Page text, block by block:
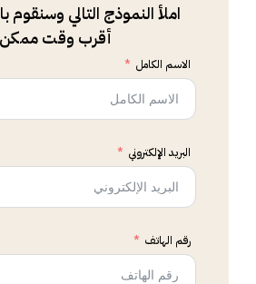
املأ النموذج التالي وسنقوم
أقرب وقت
الاسم الكامل
البريد الإلكتروني
رقم الهاتف